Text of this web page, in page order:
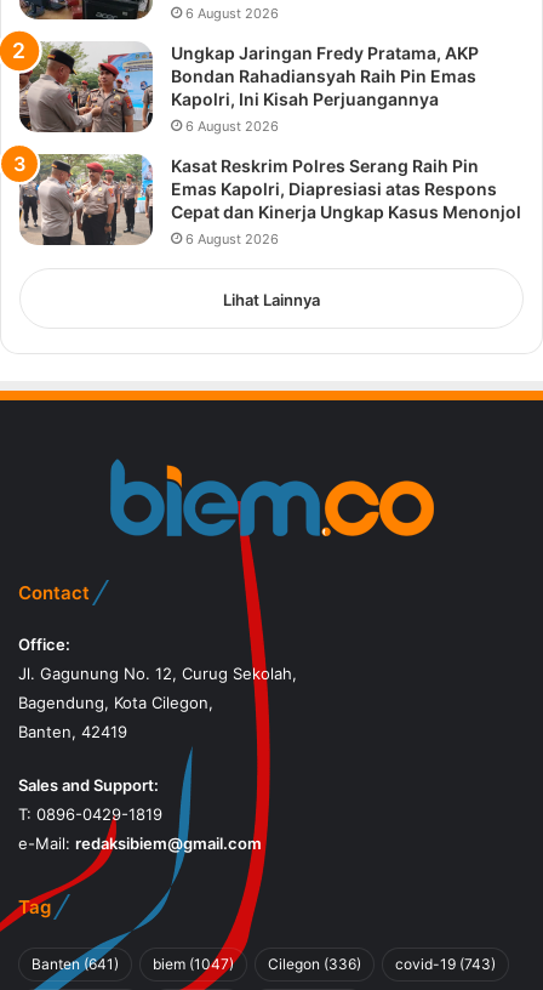
6 August 2026
Ungkap Jaringan Fredy Pratama, AKP
Bondan Rahadiansyah Raih Pin Emas
Kapolri, Ini Kisah Perjuangannya
6 August 2026
Kasat Reskrim Polres Serang Raih Pin
Emas Kapolri, Diapresiasi atas Respons
Cepat dan Kinerja Ungkap Kasus Menonjol
6 August 2026
Lihat Lainnya
Contact
Office:
Jl. Gagunung No. 12, Curug Sekolah,
Bagendung, Kota Cilegon,
Banten, 42419
Sales and Support:
T: 0896-0429-1819
e-Mail: redaksibiem@gmail.com
Tag
Banten (641) biem (1047) Cilegon (336) covid-19 (743)